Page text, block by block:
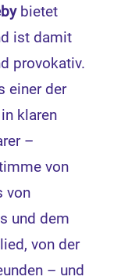
bietet
ist damit
provokativ.
einer der
klaren
–
von
von
und dem
von der
– und